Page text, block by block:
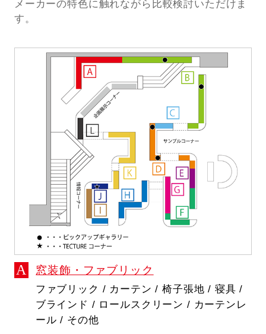
メーカーの特色に触れながら比較検討いただけま
す。
窓装飾・ファブリック
ファブリック / カーテン / 椅子張地 / 寝具 /
ブラインド / ロールスクリーン / カーテンレ
ール / その他